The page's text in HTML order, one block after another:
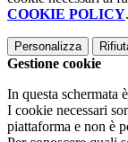
COOKIE POLICY.
Personalizza
Gestione cookie
In questa schermata
I cookie necessari
piattaforma e non è